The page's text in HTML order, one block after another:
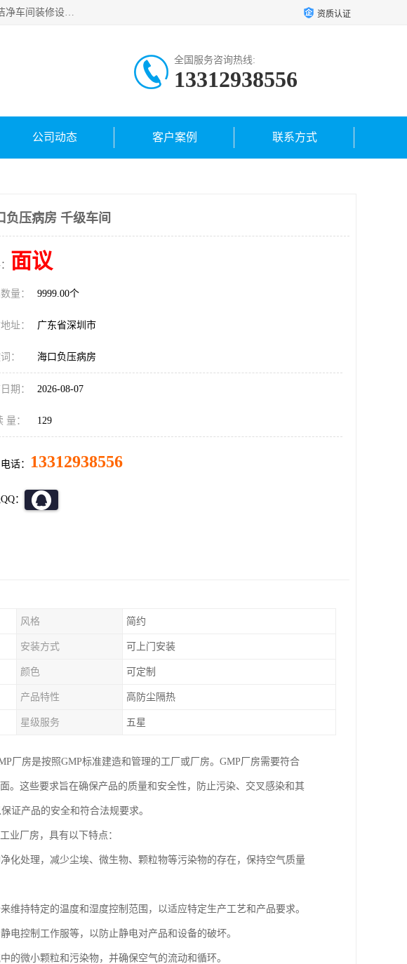
从事各种实验室、手术室、医院、食品、化妆品、制药、医疗器械、光学、半导体、精密电子等无尘车间行业的洁净车间装修设计、净化设备、恒温恒湿空调的设计制作与安装、净化系统工程项目施工及其技术支持服务。 资质认证
全国服务咨询热线:
13312938556
公司动态 客户案例 联系方式
负压病房 千级车间
面议
量： 9999.00个
址： 广东省深圳市
： 海口负压病房
期： 2026-08-07
量： 129
话： 13312938556
：
风格 简约
安装方式 可上门安装
颜色 可定制
产品特性 高防尘隔热
星级服务 五星
厂房是按照GMP标准建造和管理的工厂或厂房。GMP厂房需要符合
。这些要求旨在确保产品的质量和安全性，防止污染、交叉感染和其
证产品的安全和符合法规要求。
业厂房，具有以下特点：
化处理，减少尘埃、微生物、颗粒物等污染物的存在，保持空气质量
持特定的温度和湿度控制范围，以适应特定生产工艺和产品要求。
电控制工作服等，以防止静电对产品和设备的破坏。
的微小颗粒和污染物，并确保空气的流动和循环。